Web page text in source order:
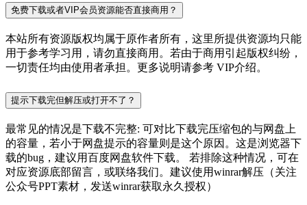
免费下载或者VIP会员资源能否直接商用？
本站所有资源版权均属于原作者所有，这里所提供资源均只能
用于参考学习用，请勿直接商用。若由于商用引起版权纠纷，
一切责任均由使用者承担。更多说明请参考 VIP介绍。
提示下载完但解压或打开不了？
最常见的情况是下载不完整: 可对比下载完压缩包的与网盘上
的容量，若小于网盘提示的容量则是这个原因。这是浏览器下
载的bug，建议用百度网盘软件下载。 若排除这种情况，可在
对应资源底部留言，或联络我们。建议使用winrar解压（关注
公众号PPT素材，发送winrar获取永久授权）